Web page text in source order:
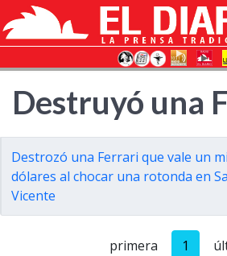
Destruyó una
Destrozó una Ferrari que vale un
dólares al chocar una rotonda en
Vicente
primera 1